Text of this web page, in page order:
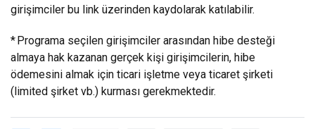
girişimciler bu link üzerinden kaydolarak katılabilir.
* Programa seçilen girişimciler arasından hibe desteği
almaya hak kazanan gerçek kişi girişimcilerin, hibe
ödemesini almak için ticari işletme veya ticaret şirketi
(limited şirket vb.) kurması gerekmektedir.